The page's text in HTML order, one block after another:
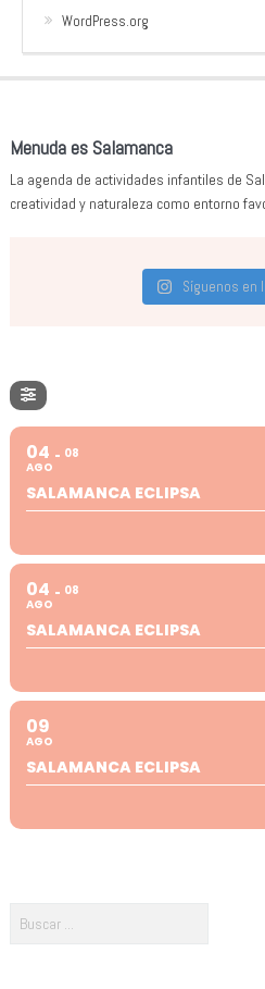
WordPress.org
Menuda es Salamanca
La agenda de actividades infantiles de
creatividad y naturaleza como entorno
Síguenos en
04
AGO
08
SALAMANCA ECLIPSA
04
AGO
08
SALAMANCA ECLIPSA
09
AGO
SALAMANCA ECLIPSA